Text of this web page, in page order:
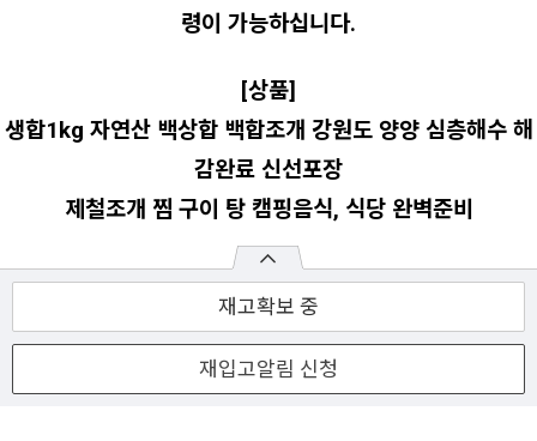
재고확보 중
재입고알림 신청
령이 가능하십니다.
[상품]
생합1kg 자연산 백상합 백합조개 강원도 양양 심층해수 해
감완료 신선포장
제철조개 찜 구이 탕 캠핑음식, 식당 완벽준비
.